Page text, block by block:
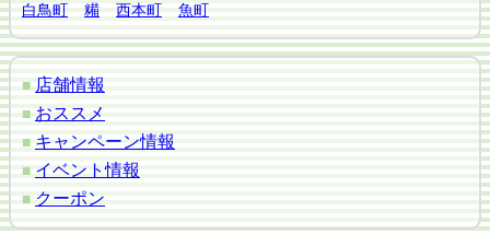
白鳥町
糒 西本町 魚町
■ 店舗情報
■ おススメ
■ キャンペーン情報
■ イベント情報
■ クーポン